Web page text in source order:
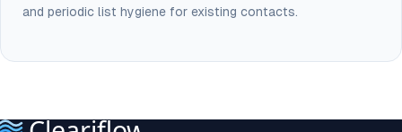
and periodic list hygiene for existing contacts.